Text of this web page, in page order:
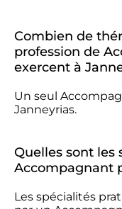
Combien de
profession de
exercent à
Un seul
Janneyrias.
Quelles sont les
Accompagnant
Les spécialités